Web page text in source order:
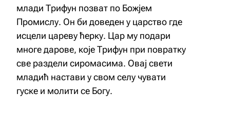
млади Трифун позват по Божјем
Промислу. Он би доведен у царство где
исцели цареву ћерку. Цар му подари
многе дарове, које Трифун при повратку
све раздели сиромасима. Овај свети
младић настави у свом селу чувати
гуске и молити се Богу.